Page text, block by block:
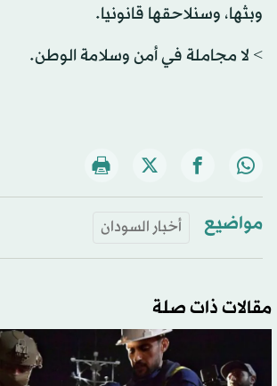
وبثها، وسنلاحقها قانونيا.
> لا مجاملة في أمن وسلامة الوطن.
مواضيع أخبار السودان
مقالات ذات صلة